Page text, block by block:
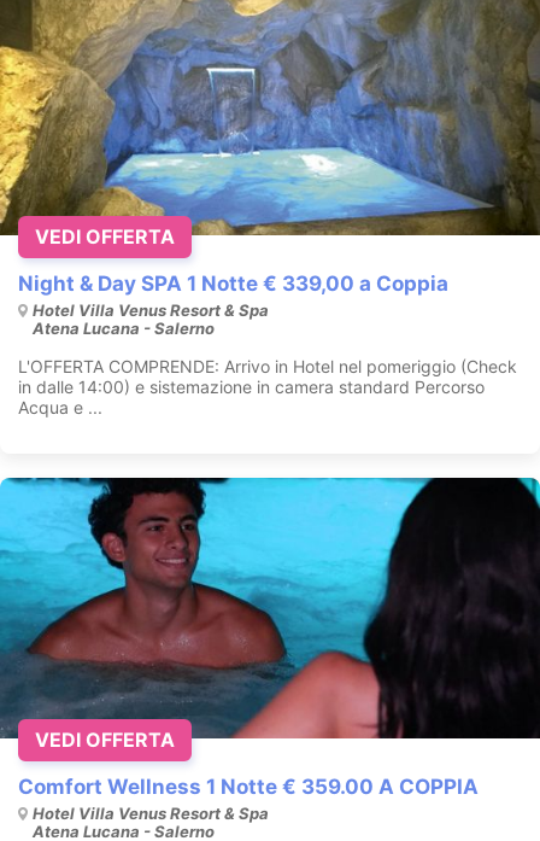
Night & Day SPA 1 Notte € 339,00 a Coppia
Hotel Villa Venus Resort & Spa
Atena Lucana - Salerno
L'OFFERTA COMPRENDE: Arrivo in Hotel nel pomeriggio (Check
in dalle 14:00) e sistemazione in camera standard Percorso
Acqua e ...
VEDI OFFERTA
Comfort Wellness 1 Notte € 359.00 A COPPIA
Hotel Villa Venus Resort & Spa
Atena Lucana - Salerno
VEDI OFFERTA